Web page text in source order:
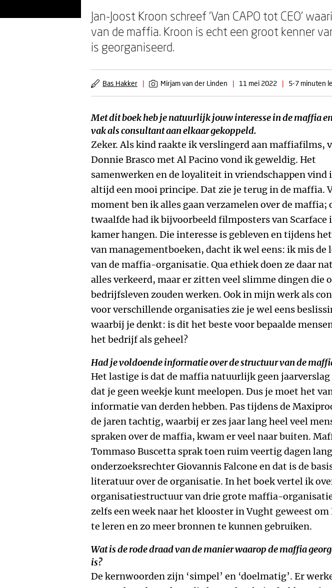
Jan-Joost Kroon schreef ‘Van CAPO tot CEO’
van de maffia. Kroon is echt een groot kenner
is georganiseerd.
Bas Hakker | Mirjam van der Linden | 11 mei 2022 | 5-7 minuten
Met dit boek heb je natuurlijk jouw interesse in de maffia
vak als consultant aan elkaar gekoppeld.
Zeker. Als kind raakte ik verslingerd aan maffiafilms,
Donnie Brasco met Al Pacino vond ik geweldig. Het
samenwerken en de loyaliteit in vriendschappen vind
altijd een mooi principe. Dat zie je terug in de maffia.
moment ben ik alles gaan verzamelen over de maffia;
twaalfde had ik bijvoorbeeld filmposters van Scarface
kamer hangen. Die interesse is gebleven en tijdens
van managementboeken, dacht ik wel eens: ik mis de
van de maffia-organisatie. Qua ethiek doen ze daar
alles verkeerd, maar er zitten veel slimme dingen die
bedrijfsleven zouden werken. Ook in mijn werk als
voor verschillende organisaties zie je wel eens
waarbij je denkt: is dit het beste voor bepaalde
het bedrijf als geheel?
Had je voldoende informatie over de structuur van de
Het lastige is dat de maffia natuurlijk geen
dat je geen weekje kunt meelopen. Dus je moet het
informatie van derden hebben. Pas tijdens de
de jaren tachtig, waarbij er zes jaar lang heel veel
spraken over de maffia, kwam er veel naar buiten.
Tommaso Buscetta sprak toen ruim veertig dagen
onderzoeksrechter Giovannis Falcone en dat is de
literatuur over de organisatie. In het boek vertel ik
organisatiestructuur van drie grote maffia-
zelfs een week naar het klooster in Vught geweest
te leren en zo meer bronnen te kunnen gebruiken.
Wat is de rode draad van de manier waarop de maffia
is?
De kernwoorden zijn ‘simpel’ en ‘doelmatig’. Er